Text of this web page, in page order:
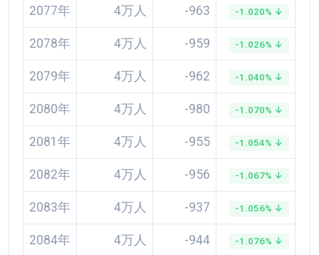
2077年 4万人 -963 -1.020% ↓
2078年 4万人 -959 -1.026% ↓
2079年 4万人 -962 -1.040% ↓
2080年 4万人 -980 -1.070% ↓
2081年 4万人 -955 -1.054% ↓
2082年 4万人 -956 -1.067% ↓
2083年 4万人 -937 -1.056% ↓
2084年 4万人 -944 -1.076% ↓